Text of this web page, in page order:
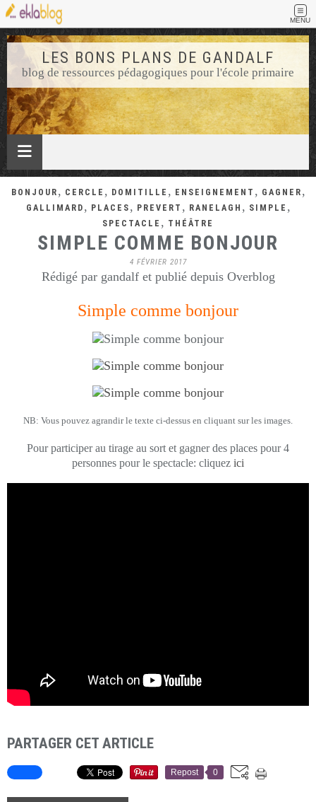
MENU
LES BONS PLANS DE GANDALF
blog de ressources pédagogiques pour l'école primaire
BONJOUR , CERCLE , DOMITILLE , ENSEIGNEMENT , GAGNER ,
GALLIMARD , PLACES , PREVERT , RANELAGH , SIMPLE ,
SPECTACLE , THÉÂTRE
SIMPLE COMME BONJOUR
4 FÉVRIER 2017
Rédigé par gandalf et publié depuis Overblog
Simple comme bonjour
NB: Vous pouvez agrandir le texte ci-dessus en cliquant sur les images.
Pour participer au tirage au sort et gagner des places pour 4
personnes pour le spectacle: cliquez ici
PARTAGER CET ARTICLE
Repost 0